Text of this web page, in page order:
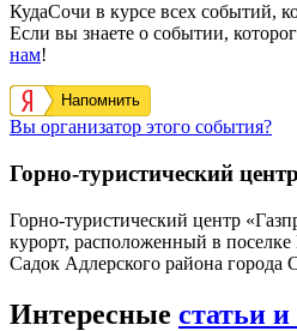
КудаСочи в курсе всех событий,
Если вы знаете о событии,
нам!
Напомнить
Вы организатор этого события?
Горно-туристический
Горно-туристический центр
курорт, расположенный в
Садок Адлерского района города
Интересные статьи